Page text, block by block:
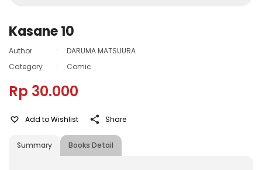
Kasane 10
Author :
DARUMA MATSUURA
Category
: Comic
Rp 30.000
Summary Books Detail
Add to Wishlist Share